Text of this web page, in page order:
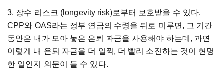
3. 장수 리스크 (longevity risk)로부터 보호받을 수 있다.
CPP와 OAS라는 정부 연금의 수령을 뒤로 미루면, 그 기간
동안은 내가 모아 놓은 은퇴 자금을 사용해야 하는데, 과연
이렇게 내 은퇴 자금을 더 일찍, 더 빨리 소진하는 것이 현명
한 일인지 의문이 들 수 있다.